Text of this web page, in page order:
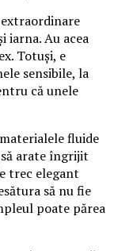
iarna. Au acea
Totuși, e
sensibile, la
că unele
fluide
arate îngrijit
trec elegant
să nu fie
poate părea